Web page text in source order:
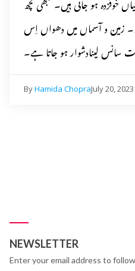
خوفزدہ ہو جاتی ہیں۔ کبھی کچھ
زمین و آسماں میں دھواں اِس
سانس لینادشوار ہو جاتا ہے۔
ByHamida ChopraJuly 20, 2023
NEWSLETTER
Enter your email address to